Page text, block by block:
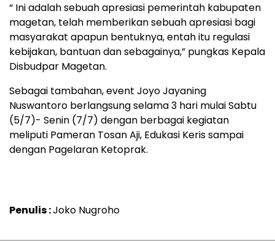
“ Ini adalah sebuah apresiasi pemerintah kabupaten
magetan, telah memberikan sebuah apresiasi bagi
masyarakat apapun bentuknya, entah itu regulasi
kebijakan, bantuan dan sebagainya,” pungkas Kepala
Disbudpar Magetan.
Sebagai tambahan, event Joyo Jayaning
Nuswantoro berlangsung selama 3 hari mulai Sabtu
(5/7)- Senin (7/7) dengan berbagai kegiatan
meliputi Pameran Tosan Aji, Edukasi Keris sampai
dengan Pagelaran Ketoprak.
Penulis :Joko Nugroho